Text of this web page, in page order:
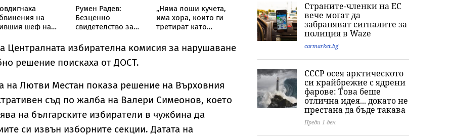
на
шеф на
Румен Радев:
Безценно
свидетелство за
македонските
българи
„Няма лоши кучета,
има хора, които ги
третират като
Треньорът и
зоопсихолог
специално за
Vesti.bg
Ужас, деца се
гаврили с
жертвата, момиче
примамило убития
Внимание, НИМХ с
оранжев код за 8
области, жега до 37
градуса, но и
валежи в петък
Обвиниха осем
за фентанил в
Централната избирателна комисия за нарушаване
решение поискаха от ДОСТ.
на Лютви Местан показа решение на Върховния
съд по жалба на Валери Симеонов, което
на българските избиратели в чужбина да
си извън изборните секции. Датата на
Страните-членки на ЕС
вече могат да
забраняват сигналите за
полиция в Waze
carmarket.bg
СССР осея арктическото
си крайбрежие с ядрени
фарове: Това беше
отлична идея... докато не
престана да бъде такава
Преди 1 ден